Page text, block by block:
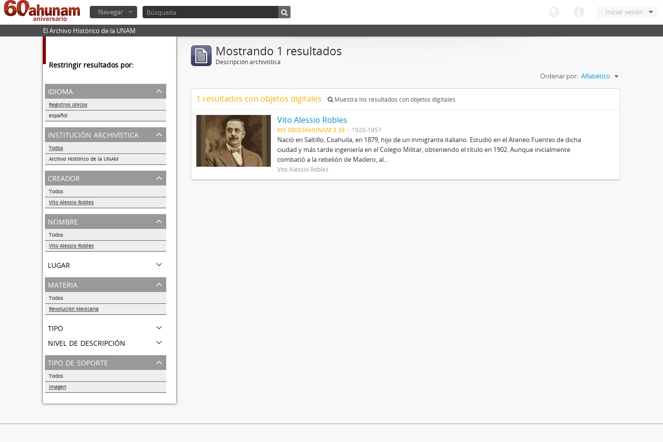
Iniciar sesión
Navegar
El Archivo Histórico de la UNAM
Restringir resultados por:
idioma
Registros únicos
español
1
institución archivística
Todos
Archivo Histórico de la UNAM
1
creador
Todos
Vito Alessio Robles
1
nombre
Todos
Vito Alessio Robles
lugar
materia
Todos
Revolución Mexicana
tipo
nivel de descripción
tipo de soporte
Todos
Imagen
Mostrando 1 resultados
Descripción archivística
Ordenar por: Alfabético
1 resultados con objetos digitales Muestra los resultados con objetos digitales
Vito Alessio Robles
MX 09003AHUNAM 3.39 1920-1957
Nació en Saltillo, Coahuila, en 1879, hijo de un inmigrante italiano. Estudió en el Ateneo Fuentes de dicha
ciudad y más tarde ingeniería en el Colegio Militar, obteniendo el título en 1902. Aunque inicialmente
combatió a la rebelión de Madero, al...
Vito Alessio Robles